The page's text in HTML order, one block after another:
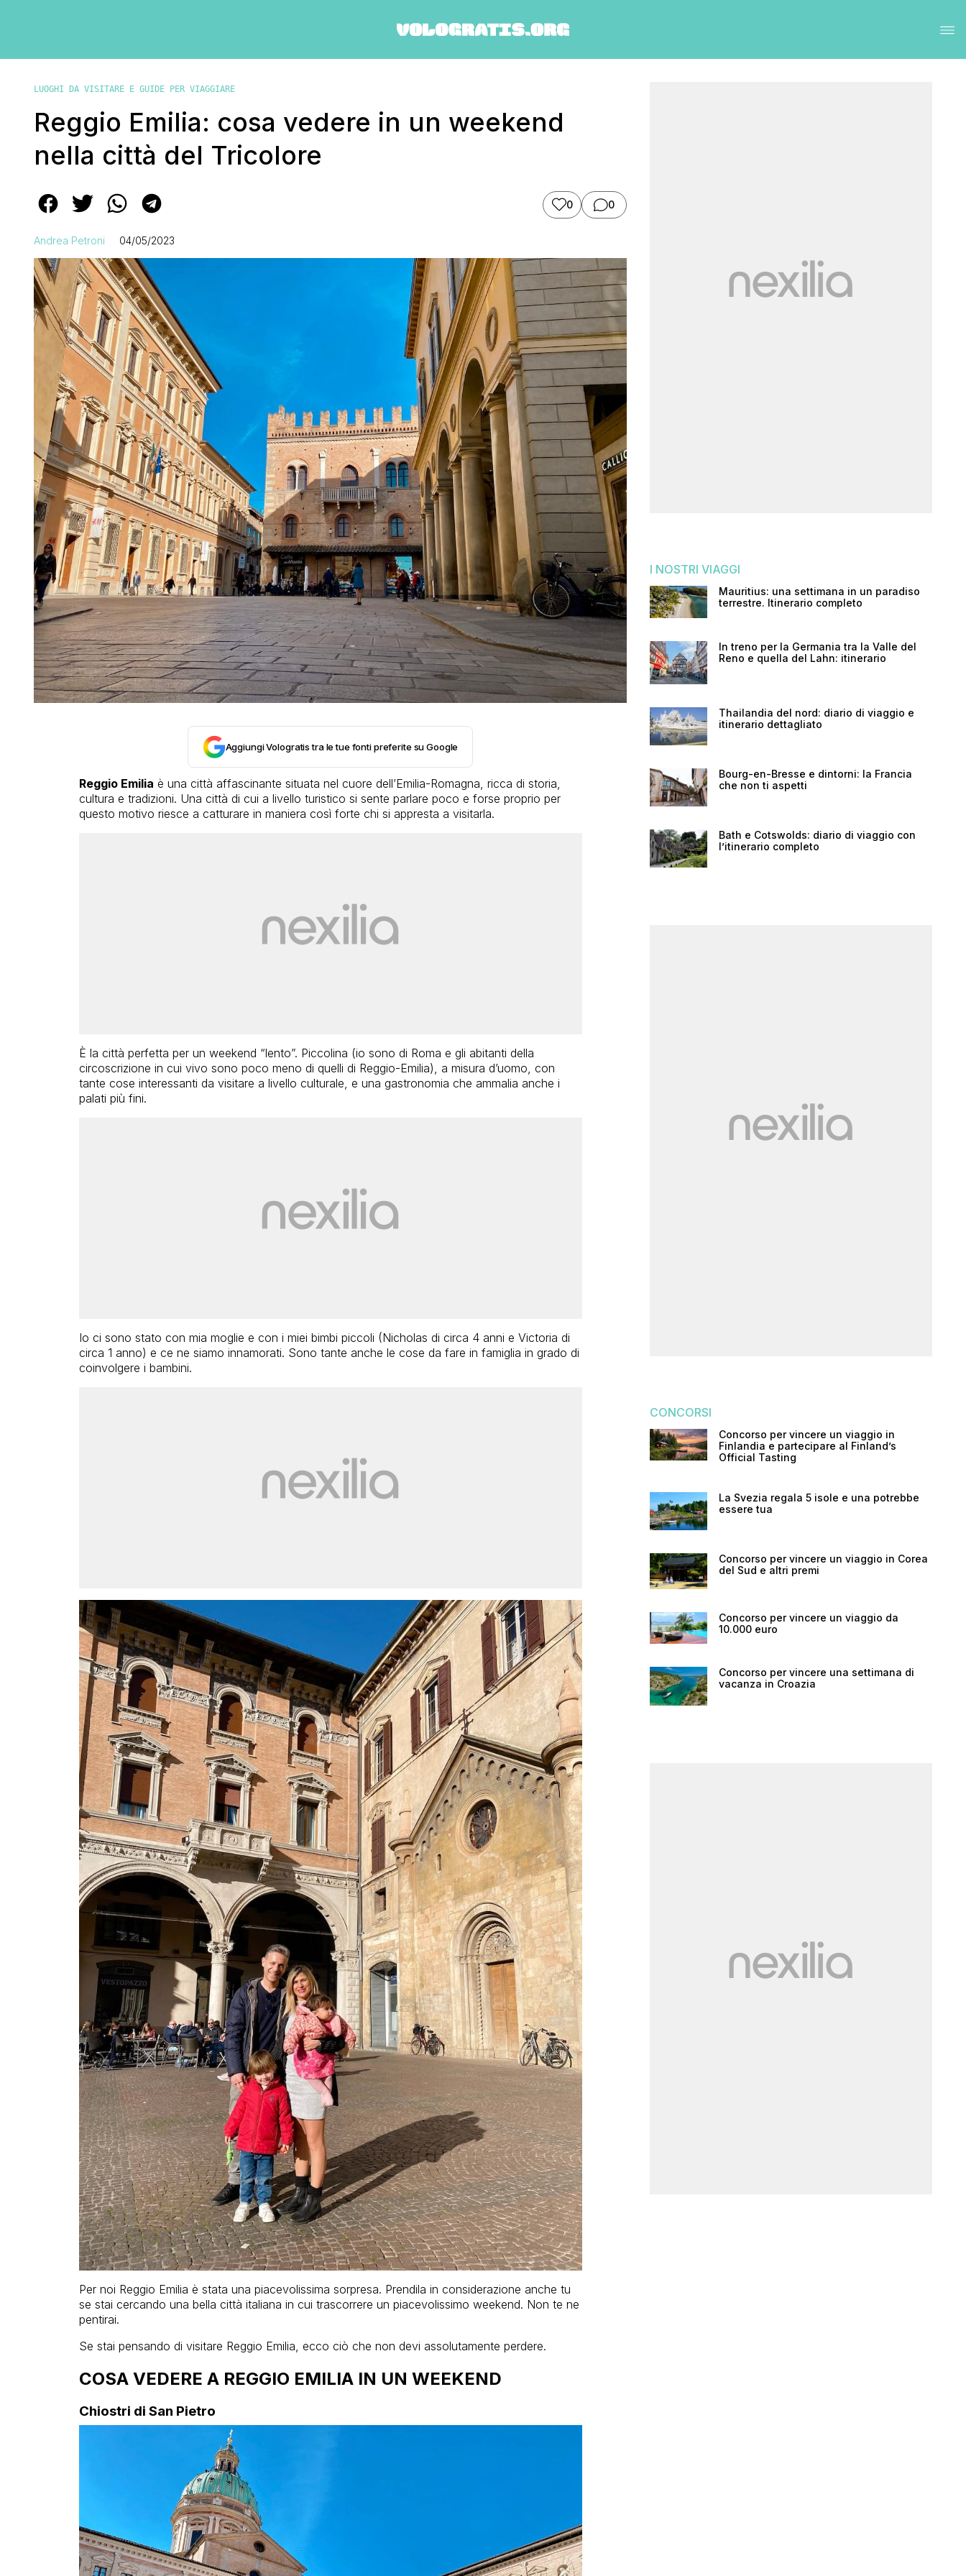
LUOGHI DA VISITARE E GUIDE PER VIAGGIARE
Reggio Emilia: cosa vedere in un weekend
nella città del Tricolore
0 0
Andrea Petroni 04/05/2023
Aggiungi Vologratis tra le tue fonti preferite su Google
Reggio Emilia è una città affascinante situata nel cuore dell’Emilia-Romagna, ricca di storia,
cultura e tradizioni. Una città di cui a livello turistico si sente parlare poco e forse proprio per
questo motivo riesce a catturare in maniera così forte chi si appresta a visitarla.
È la città perfetta per un weekend “lento”. Piccolina (io sono di Roma e gli abitanti della
circoscrizione in cui vivo sono poco meno di quelli di Reggio-Emilia), a misura d’uomo, con
tante cose interessanti da visitare a livello culturale, e una gastronomia che ammalia anche i
palati più fini.
Io ci sono stato con mia moglie e con i miei bimbi piccoli (Nicholas di circa 4 anni e Victoria di
circa 1 anno) e ce ne siamo innamorati. Sono tante anche le cose da fare in famiglia in grado di
coinvolgere i bambini.
Per noi Reggio Emilia è stata una piacevolissima sorpresa. Prendila in considerazione anche tu
se stai cercando una bella città italiana in cui trascorrere un piacevolissimo weekend. Non te ne
pentirai.
Se stai pensando di visitare Reggio Emilia, ecco ciò che non devi assolutamente perdere.
COSA VEDERE A REGGIO EMILIA IN UN WEEKEND
Chiostri di San Pietro
I NOSTRI VIAGGI
Mauritius: una settimana in un paradiso
terrestre. Itinerario completo
In treno per la Germania tra la Valle del
Reno e quella del Lahn: itinerario
Thailandia del nord: diario di viaggio e
itinerario dettagliato
Bourg-en-Bresse e dintorni: la Francia
che non ti aspetti
Bath e Cotswolds: diario di viaggio con
l’itinerario completo
CONCORSI
Concorso per vincere un viaggio in
Finlandia e partecipare al Finland’s
Official Tasting
La Svezia regala 5 isole e una potrebbe
essere tua
Concorso per vincere un viaggio in Corea
del Sud e altri premi
Concorso per vincere un viaggio da
10.000 euro
Concorso per vincere una settimana di
vacanza in Croazia